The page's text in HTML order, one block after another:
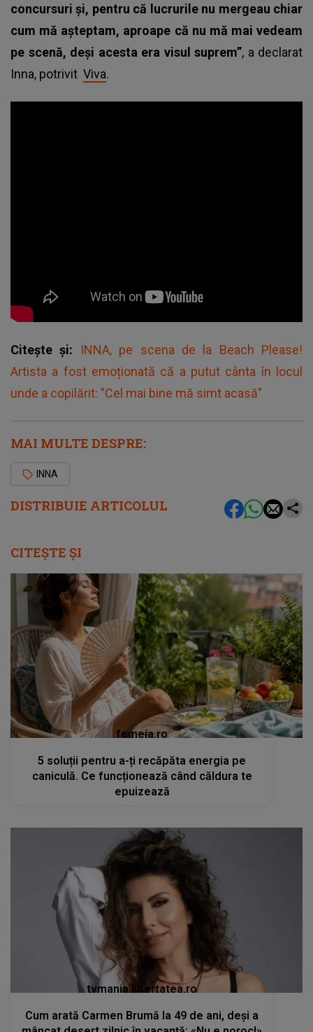
DISTRIBUIE ARTICOLUL
concursuri și, pentru că lucrurile nu mergeau chiar
cum mă așteptam, aproape că nu mă mai vedeam
pe scenă, deși acesta era visul suprem”, a declarat
Inna, potrivit Viva.
Citește și:
INNA, pe scena de la Beach Please!
Artista a fost emoționată că a putut cânta în locul
unde a copilărit: "Cel mai bine mă simt acasă"
MAI MULTE DESPRE:
INNA
CITEȘTE ȘI
femeia.ro
5 soluții pentru a-ți recăpăta energia pe
caniculă. Ce funcționează când căldura te
epuizează
tvmania.libertatea.ro
Cum arată Carmen Brumă la 49 de ani, deși a